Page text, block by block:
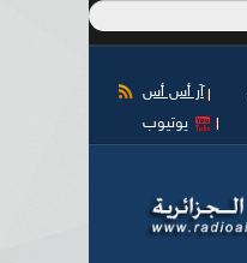
آر أس أس
يوتيوب